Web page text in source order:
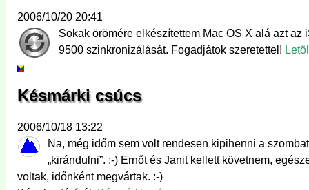
2006/10/20 20:41
Sokak örömére elkészítettem Mac OS X alá azt
9500 szinkronizálását. Fogadjátok szeretettel!
Késmárki csúcs
2006/10/18 13:22
Na, még időm sem volt rendesen kipihenni a
„kirándulni”. :-) Ernőt és Janit kellett követnem,
voltak, időnként megvártak. :-)